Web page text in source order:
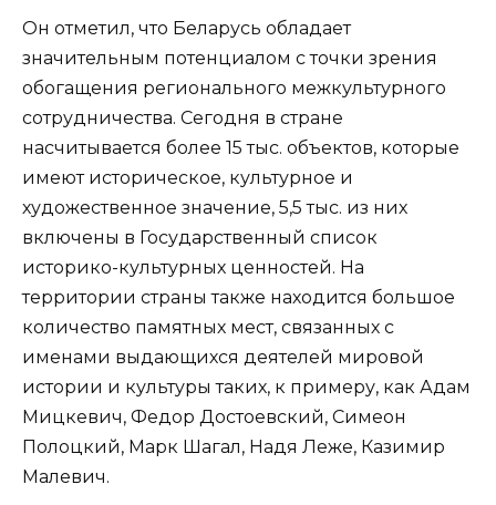
Он отметил, что Беларусь обладает
значительным потенциалом с точки зрения
обогащения регионального межкультурного
сотрудничества. Сегодня в стране
насчитывается более 15 тыс. объектов, которые
имеют историческое, культурное и
художественное значение, 5,5 тыс. из них
включены в Государственный список
историко-культурных ценностей. На
территории страны также находится большое
количество памятных мест, связанных с
именами выдающихся деятелей мировой
истории и культуры таких, к примеру, как Адам
Мицкевич, Федор Достоевский, Симеон
Полоцкий, Марк Шагал, Надя Леже, Казимир
Малевич.